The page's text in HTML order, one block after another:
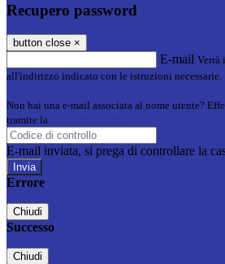
Recupero password
button close ×
E-mail Verrà
all'indirizzo indicato con le istruzioni necessarie.
Non hai una e-mail associata al nome utente?
tramite la
E-mail inviata, si prega di controllare la
Errore
Chiudi
Successo
Chiudi